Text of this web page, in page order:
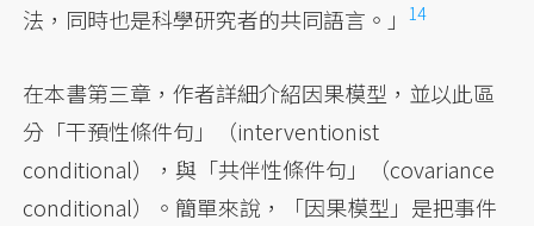
法，同時也是科學研究者的共同語言。」14
在本書第三章，作者詳細介紹因果模型，並以此區
分「干預性條件句」（interventionist
conditional），與「共伴性條件句」（covariance
conditional）。簡單來說，「因果模型」是把事件